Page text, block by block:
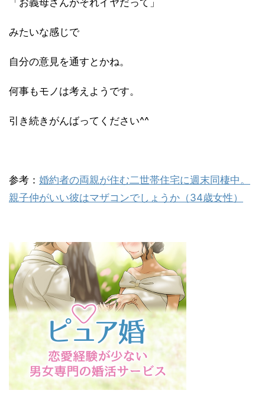
「お義母さんがそれイヤだって」
みたいな感じで
自分の意見を通すとかね。
何事もモノは考えようです。
引き続きがんばってください^^
参考： 婚約者の両親が住む二世帯住宅に週末同棲中。
親子仲がいい彼はマザコンでしょうか（34歳女性）